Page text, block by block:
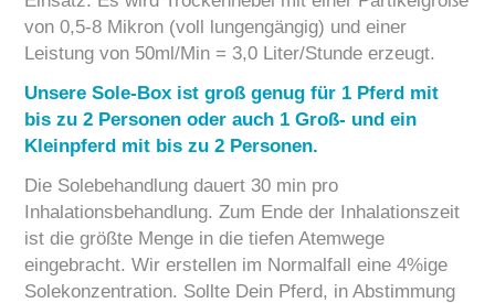
von 0,5-8 Mikron (voll lungengängig) und einer
Leistung von 50ml/Min = 3,0 Liter/Stunde erzeugt.
Unsere Sole-Box ist groß genug für 1 Pferd mit
bis zu 2 Personen oder auch 1 Groß- und ein
Kleinpferd mit bis zu 2 Personen.
Die Solebehandlung dauert 30 min pro
Inhalationsbehandlung. Zum Ende der Inhalationszeit
ist die größte Menge in die tiefen Atemwege
eingebracht. Wir erstellen im Normalfall eine 4%ige
Solekonzentration. Sollte Dein Pferd, in Abstimmung